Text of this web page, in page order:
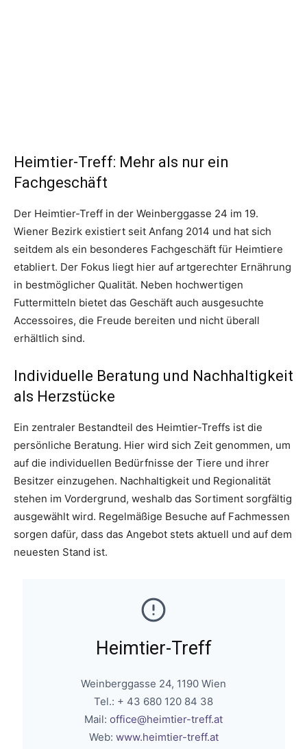
Heimtier-Treff: Mehr als nur ein
Fachgeschäft
Der Heimtier-Treff in der Weinberggasse 24 im 19.
Wiener Bezirk existiert seit Anfang 2014 und hat sich
seitdem als ein besonderes Fachgeschäft für Heimtiere
etabliert. Der Fokus liegt hier auf artgerechter Ernährung
in bestmöglicher Qualität. Neben hochwertigen
Futtermitteln bietet das Geschäft auch ausgesuchte
Accessoires, die Freude bereiten und nicht überall
erhältlich sind.
Individuelle Beratung und Nachhaltigkeit
als Herzstücke
Ein zentraler Bestandteil des Heimtier-Treffs ist die
persönliche Beratung. Hier wird sich Zeit genommen, um
auf die individuellen Bedürfnisse der Tiere und ihrer
Besitzer einzugehen. Nachhaltigkeit und Regionalität
stehen im Vordergrund, weshalb das Sortiment sorgfältig
ausgewählt wird. Regelmäßige Besuche auf Fachmessen
sorgen dafür, dass das Angebot stets aktuell und auf dem
neuesten Stand ist.
Heimtier-Treff
Weinberggasse 24, 1190 Wien
Tel.: + 43 680 120 84 38
Mail: office@heimtier-treff.at
Web: www.heimtier-treff.at